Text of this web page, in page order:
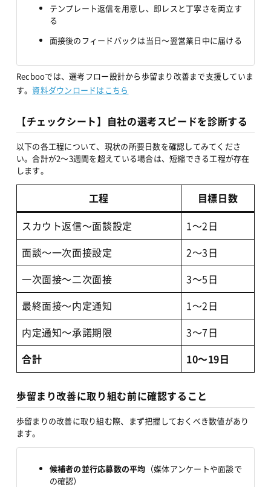
テンプレート返信を用意し、即レスと丁寧さを両立す
る
面接後のフィードバックは当日〜翌営業日中に届ける
Recbooでは、選考フロー設計から歩留まり改善まで支援していま
す。資料ダウンロードはこちら
【チェックシート】自社の選考スピードを診断する
以下の各工程について、現状の所要日数を確認してみてくださ
い。合計が2〜3週間を超えている場合は、短縮できる工程が存在
します。
工程
目標日数
スカウト返信〜面談設定
1〜2日
面談〜一次面接設定
2〜3日
一次面接〜二次面接
3〜5日
最終面接〜内定通知
1〜2日
内定通知〜承諾期限
3〜7日
合計
10〜19日
歩留まり改善に取り組む前に確認すること
歩留まりの改善に取り組む際、まず把握しておくべき数値があり
ます。
候補者の並行応募数の平均 （媒体アンケートや面談で
の確認）